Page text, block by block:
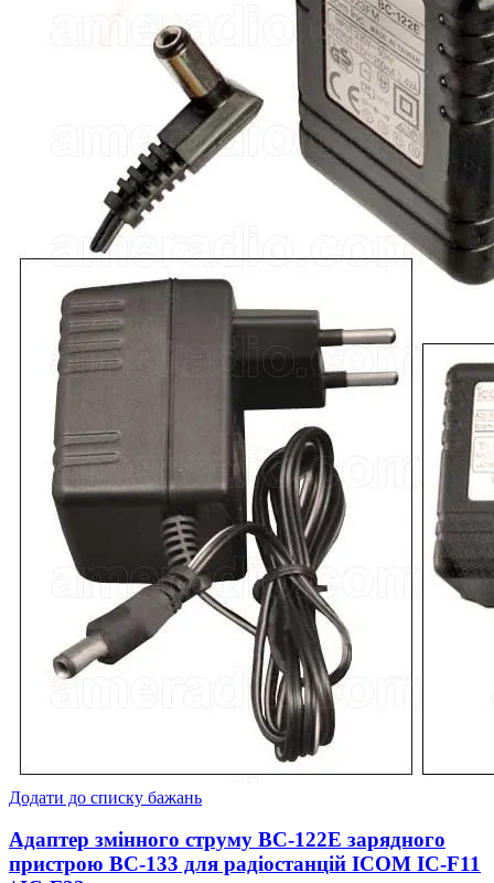
Додати до списку бажань
Адаптер змінного струму BC-122E зарядного
пристрою BC-133 для радіостанцій ICOM IC-F11